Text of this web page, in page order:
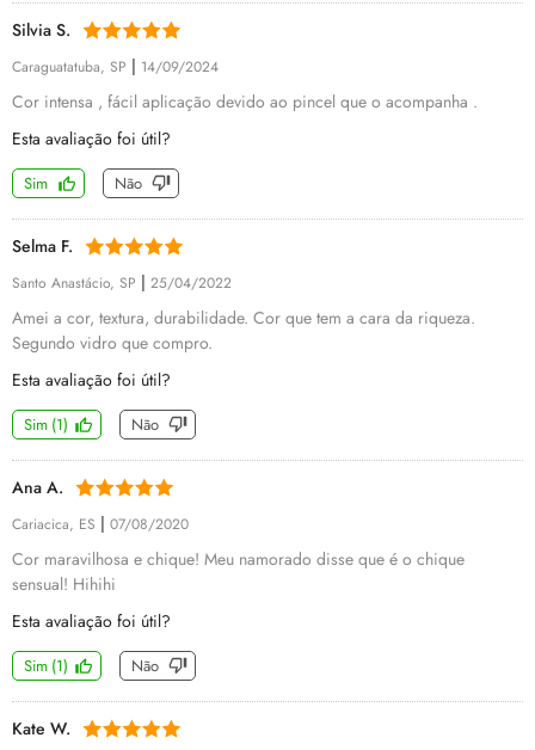
Silvia S.
Caraguatatuba, SP | 14/09/2024
Cor intensa , fácil aplicação devido ao pincel que o acompanha .
Esta avaliação foi útil?
Sim Não
Selma F.
Santo Anastácio, SP | 25/04/2022
Amei a cor, textura, durabilidade. Cor que tem a cara da riqueza.
Segundo vidro que compro.
Esta avaliação foi útil?
Sim (1) Não
Ana A.
Cariacica, ES | 07/08/2020
Cor maravilhosa e chique! Meu namorado disse que é o chique
sensual! Hihihi
Esta avaliação foi útil?
Sim (1) Não
Kate W.